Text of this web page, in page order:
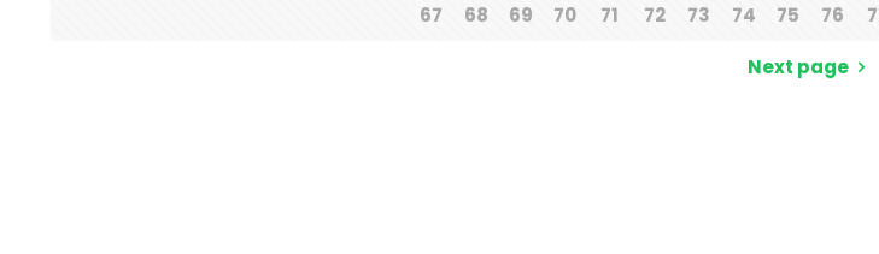
67
68 69 70 71 72 73 74 75 76
Next page